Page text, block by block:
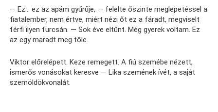
— Ez… ez az apám gyűrűje, — felelte őszinte meglepetéssel a
fiatalember, nem értve, miért nézi őt ez a fáradt, megviselt
férfi ilyen furcsán. — Sok éve eltűnt. Még gyerek voltam. Ez
az egy maradt meg tőle.
Viktor előrelépett. Keze remegett. A fiú szemébe nézett,
ismerős vonásokat keresve — Lika szemének ívét, a saját
szemöldökvonalát.